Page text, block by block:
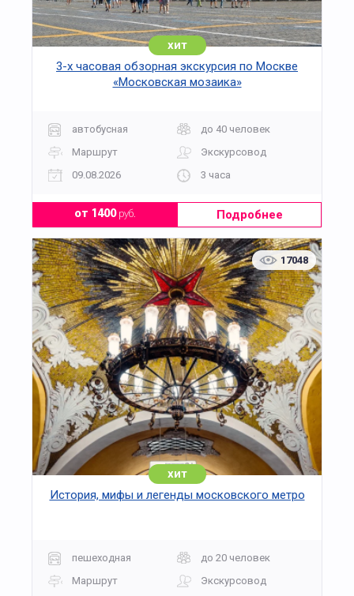
хит
3-х часовая обзорная экскурсия по Москве
«Московская мозаика»
автобусная
до 40 человек
Маршрут
Экскурсовод
09.08.2026
3 часа
от 1400руб. Подробнее
17048
хит
История, мифы и легенды московского метро
пешеходная
до 20 человек
Маршрут
Экскурсовод